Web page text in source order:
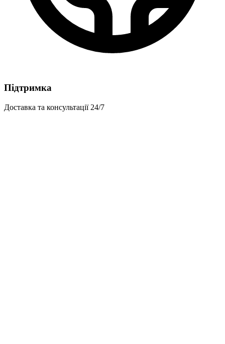
Підтримка
Доставка та консультації 24/7